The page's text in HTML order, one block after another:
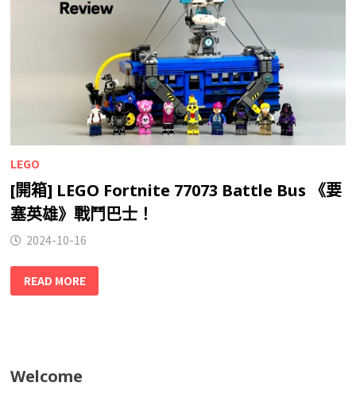
LEGO
[開箱] LEGO Fortnite 77073 Battle Bus 《要
塞英雄》戰鬥巴士！
2024-10-16
READ MORE
Welcome